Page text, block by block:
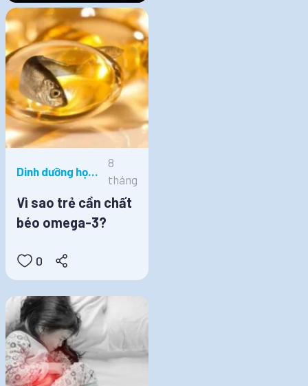
Dinh dưỡng học
8
tháng
Vì sao trẻ cần chất
béo omega-3?
0